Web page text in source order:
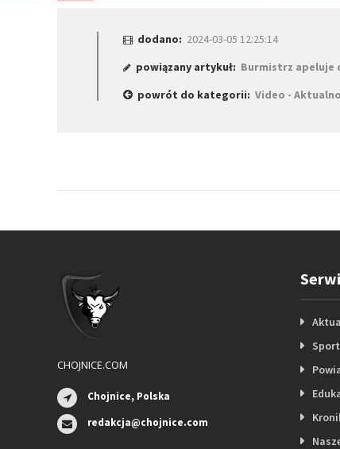
dodano: 2024-03-05 12:25:14
powiązany artykuł: Burmistrz apeluje
powrót do kategorii: Video -
CHOJNICE.COM
Chojnice, Polska
redakcja@chojnice.com
Sport